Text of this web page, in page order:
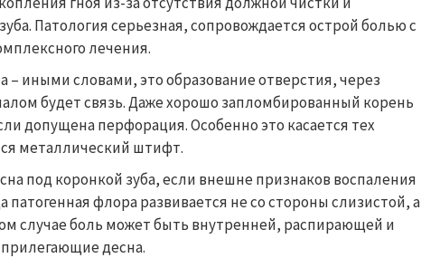
Патология серьезная, сопровождается острой болью с
лечения.
– иными словами, это образование отверстия, через
будет связь. Даже хорошо запломбированный корень
допущена перфорация. Особенно это касается тех
металлический штифт.
под коронкой зуба, если внешне признаков воспаления
флора развивается не со стороны слизистой, а
случае боль может быть внутренней, распирающей и
десна.